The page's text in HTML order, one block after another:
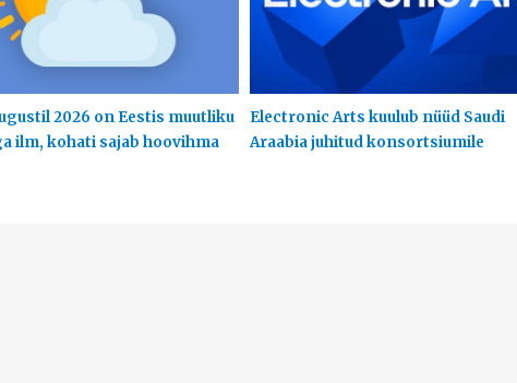
2026 on Eestis muutliku
ilm, kohati sajab hoovihma
Electronic Arts kuulub nüüd Saudi
Araabia juhitud konsortsiumile